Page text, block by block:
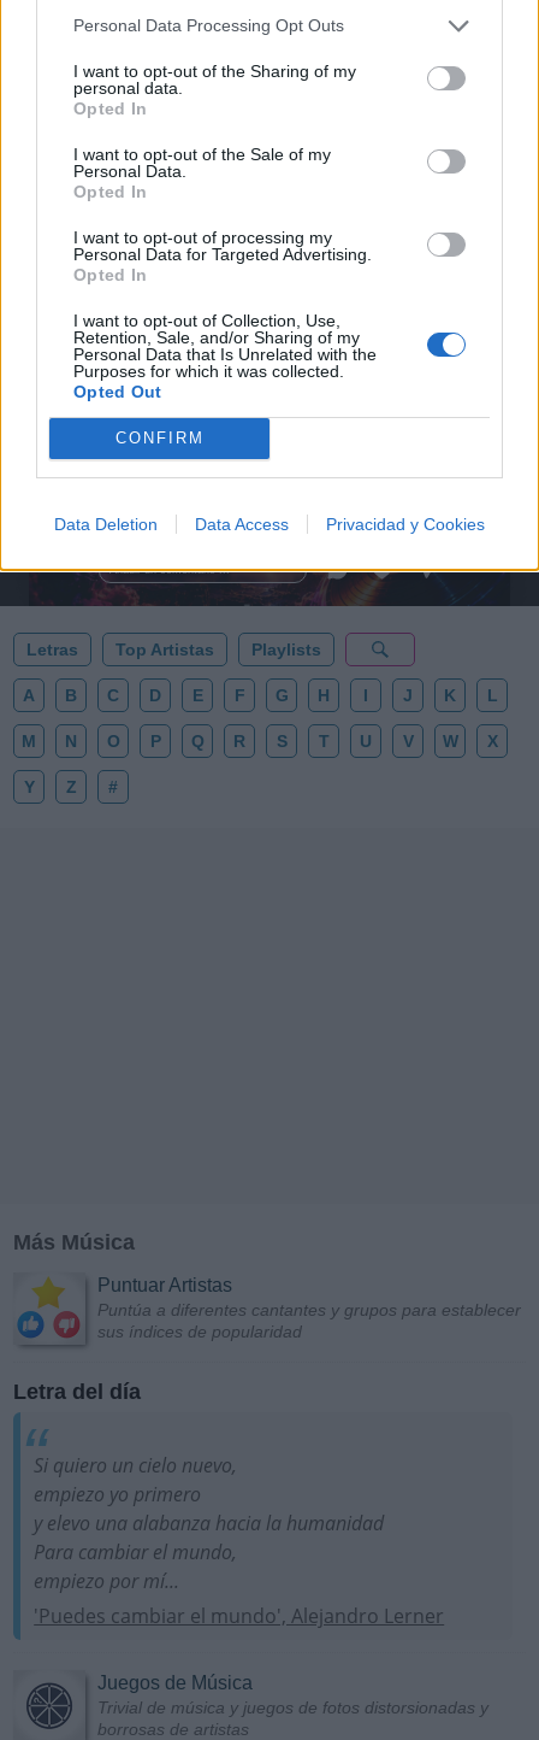
Personal Data Processing Opt Outs
I want to opt-out of the Sharing of my
personal data.
Opted In
I want to opt-out of the Sale of my
Personal Data.
Opted In
I want to opt-out of processing my
Personal Data for Targeted Advertising.
Opted In
I want to opt-out of Collection, Use,
Retention, Sale, and/or Sharing of my
Personal Data that Is Unrelated with the
Purposes for which it was collected.
Opted Out
CONFIRM
Data Deletion Data Access Privacidad y Cookies
Añadir un comentario ...
🪐🚀 Canciones para Ver las Estrellas:
Psicodelia y Space Rock 🎸✨
🌌🚀 Viaje intergaláctico: la mejor selección de
tus noches de astronomía. 🪐🎸 Desconecta, mira
✨⭐
Letras Top Artistas Playlists
A B C D E F G H I J K L
M N O P Q R S T U V W X
Y Z #
Más Música
Puntuar Artistas
Puntúa a diferentes cantantes y grupos para establecer
sus índices de popularidad
Letra del día
Si quiero un cielo nuevo,
empiezo yo primero
y elevo una alabanza hacia la humanidad
Para cambiar el mundo,
empiezo por mí...
'Puedes cambiar el mundo', Alejandro Lerner
Juegos de Música
Trivial de música y juegos de fotos distorsionadas y
borrosas de artistas